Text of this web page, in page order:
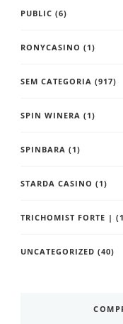
PUBLIC (6)
RONYCASINO (1)
SEM CATEGORIA (917)
SPIN WINERA (1)
SPINBARA (1)
STARDA CASINO (1)
TRICHOMIST FORTE |
UNCATEGORIZED (40)